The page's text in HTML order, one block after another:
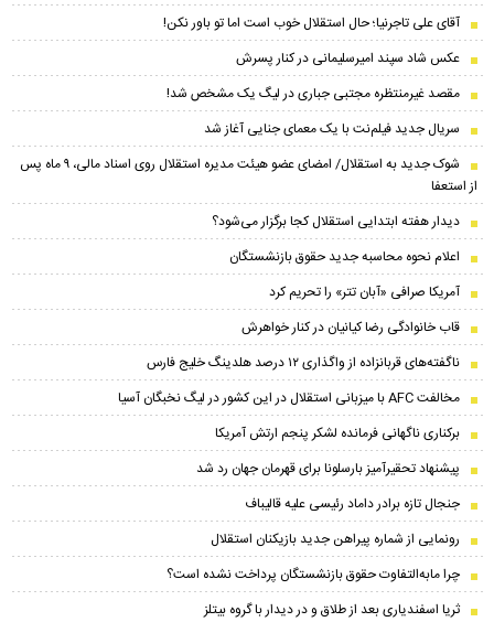
آقای علی تاجرنیا؛ حال استقلال خوب است اما تو باور نکن!
عکس شاد سپند امیرسلیمانی در کنار پسرش
مقصد غیرمنتظره مجتبی جباری در لیگ یک مشخص شد!
سریال جدید فیلم‌نت با یک معمای جنایی آغاز شد
شوک جدید به استقلال/ امضای عضو هیئت مدیره استقلال روی اسناد مالی، ۹ ماه پس
از استعفا
دیدار هفته ابتدایی استقلال کجا برگزار می‌شود؟
اعلام نحوه محاسبه جدید حقوق بازنشستگان
آمریکا صرافی «آبان تتر» را تحریم کرد
قاب خانوادگی رضا کیانیان در کنار خواهرش
ناگفته‌های قربانزاده از واگذاری ۱۲ درصد هلدینگ خلیج فارس
مخالفت AFC با میزبانی استقلال در این کشور در لیگ نخبگان آسیا
برکناری ناگهانی فرمانده لشکر پنجم ارتش آمریکا
پیشنهاد تحقیرآمیز بارسلونا برای قهرمان جهان رد شد
جنجال تازه برادر داماد رئیسی علیه قالیباف
رونمایی از شماره پیراهن جدید بازیکنان استقلال
چرا مابه‌التفاوت حقوق بازنشستگان پرداخت نشده است؟
ثریا اسفندیاری بعد از طلاق و در دیدار با گروه بیتلز